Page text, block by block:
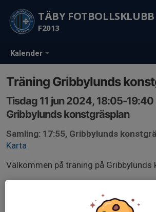
Kalender
TÄBY FOTBOLLSKLUBB
F2013
Träning Gribbylunds
Tisdag 11 jun 2024, 18:05-19:40
Gribbylunds konstgräsplan
Samling: 17:55, Gribbylunds
Karta
Välkommen på träning på Gribbylunds
- Fotbollsskor och benskydd